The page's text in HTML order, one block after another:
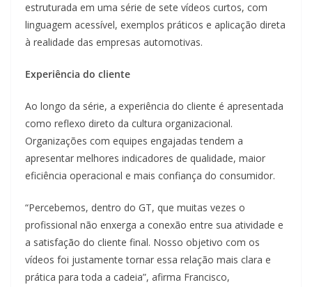
estruturada em uma série de sete vídeos curtos, com
linguagem acessível, exemplos práticos e aplicação direta
à realidade das empresas automotivas.
Experiência do cliente
Ao longo da série, a experiência do cliente é apresentada
como reflexo direto da cultura organizacional.
Organizações com equipes engajadas tendem a
apresentar melhores indicadores de qualidade, maior
eficiência operacional e mais confiança do consumidor.
“Percebemos, dentro do GT, que muitas vezes o
profissional não enxerga a conexão entre sua atividade e
a satisfação do cliente final. Nosso objetivo com os
vídeos foi justamente tornar essa relação mais clara e
prática para toda a cadeia”, afirma Francisco,